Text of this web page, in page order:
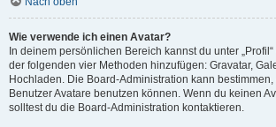
Wie verwende ich einen Avatar?
In deinem persönlichen Bereich kannst du unter
der folgenden vier Methoden hinzufügen: Gravatar,
Hochladen. Die Board-Administration kann
Benutzer Avatare benutzen können. Wenn du keinen
solltest du die Board-Administration kontaktieren.